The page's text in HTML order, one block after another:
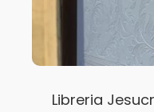
Libreria